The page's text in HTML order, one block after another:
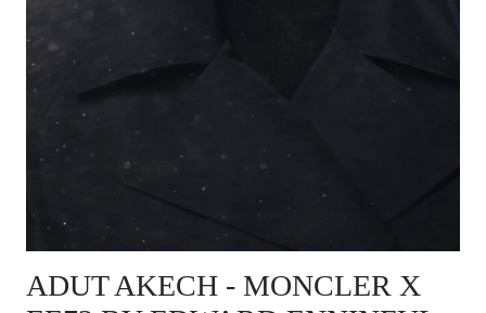
ADUT AKECH - MONCLER X